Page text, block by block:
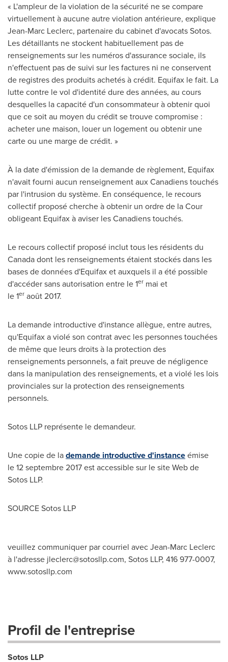
« L'ampleur de la violation de la sécurité ne se compare
virtuellement à aucune autre violation antérieure, explique
Jean-Marc Leclerc, partenaire du cabinet d'avocats Sotos.
Les détaillants ne stockent habituellement pas de
renseignements sur les numéros d'assurance sociale, ils
n'effectuent pas de suivi sur les factures ni ne conservent
de registres des produits achetés à crédit. Equifax le fait. La
lutte contre le vol d'identité dure des années, au cours
desquelles la capacité d'un consommateur à obtenir quoi
que ce soit au moyen du crédit se trouve compromise :
acheter une maison, louer un logement ou obtenir une
carte ou une marge de crédit. »
À la date d'émission de la demande de règlement, Equifax
n'avait fourni aucun renseignement aux Canadiens touchés
par l'intrusion du système. En conséquence, le recours
collectif proposé cherche à obtenir un ordre de la Cour
obligeant Equifax à aviser les Canadiens touchés.
Le recours collectif proposé inclut tous les résidents du
Canadadont les renseignements étaient stockés dans les
bases de données d'Equifax et auxquels il a été possible
d'accéder sans autorisation entre le 1er mai et
le 1er août 2017.
La demande introductive d'instance allègue, entre autres,
qu'Equifax a violé son contrat avec les personnes touchées
de même que leurs droits à la protection des
renseignements personnels, a fait preuve de négligence
dans la manipulation des renseignements, et a violé les lois
provinciales sur la protection des renseignements
personnels.
Sotos LLP représente le demandeur.
Une copie de lademande introductive d'instanceémise
le 12 septembre 2017 est accessible sur le site Web de
Sotos LLP.
SOURCE Sotos LLP
veuillez communiquer par courriel avec Jean-Marc Leclerc
à l'adresse jleclerc@sotosllp.com, Sotos LLP, 416 977-0007,
www.sotosllp.com
Profil de l'entreprise
Sotos LLP